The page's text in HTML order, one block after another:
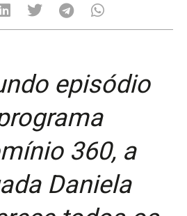
episódio
360, a
Daniela